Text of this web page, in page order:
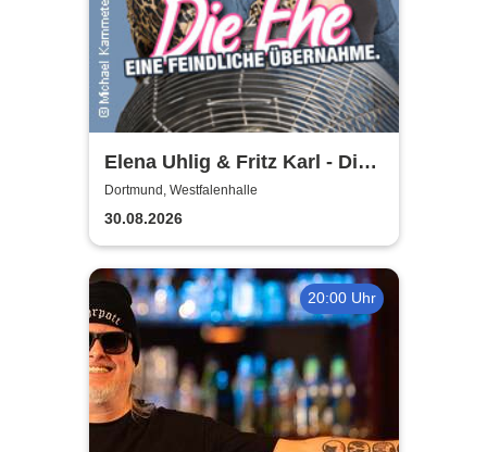
Elena Uhlig & Fritz Karl - Die
Ehe - eine feindliche
Übernahme
Dortmund, Westfalenhalle
30.08.2026
20:00 Uhr